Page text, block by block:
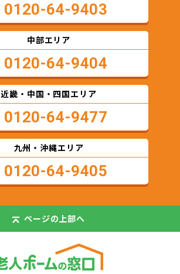
0120-64-9403
中部エリア
0120-64-9404
近畿・中国・四国エリア
0120-64-9477
九州・沖縄エリア
0120-64-9405
ページの上部へ